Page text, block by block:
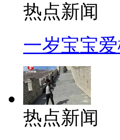
热点新闻
一岁宝宝
热点新闻